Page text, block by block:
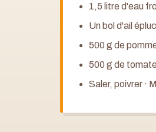
1,5 litre d'eau
Un bol d'ail
500 g de
500 g de
Saler, poivrer ·